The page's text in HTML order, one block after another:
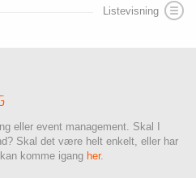
Listevisning
eller event management. Skal I
Skal det være helt enkelt, eller har
komme igang her.